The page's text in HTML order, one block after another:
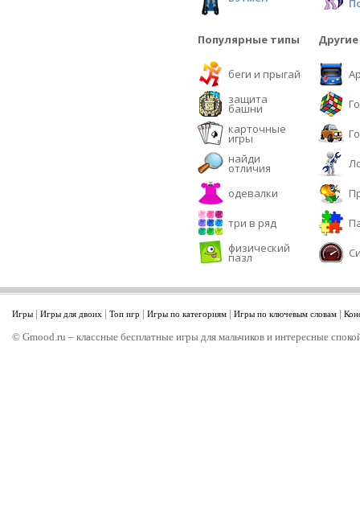
Популярные типы
беги и прыгай
защита
башни
карточные
игры
найди
отличия
одевалки
три в ряд
физический
пазл
Игры | Игры для двоих | Топ игр | Игры по категориям | Игры по ключевым словам |
© Gmood.ru – классные бесплатные игры для мальчиков и интересные